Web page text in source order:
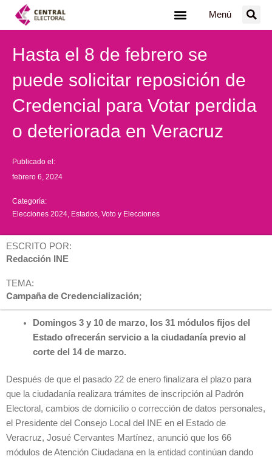
Menú
Hasta el 8 de febrero se
puede solicitar reposición de
Credencial para Votar perdida
o deteriorada en Veracruz
Publicado el:
febrero 6, 2024
Categoría:
Elecciones 2024 Estados Voto y Elecciones
ESCRITO POR:
Redacción INE
TEMA:
Campaña de Credencialización;
Domingos 3 y 10 de marzo, los 31 módulos fijos del
Estado ofrecerán servicio a la ciudadanía previo al
corte del 14 de marzo.
Después de que el pasado 22 de enero finalizara el plazo para
que la ciudadanía realizara trámites de inscripción al Padrón
Electoral, cambios de domicilio o corrección de datos personales,
el Presidente del Consejo Local del INE en el Estado de
Veracruz, Josué Cervantes Martínez, anunció que los 66
módulos de Atención Ciudadana en la entidad continúan dando